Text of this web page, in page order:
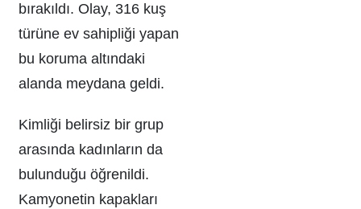
bırakıldı. Olay, 316 kuş
türüne ev sahipliği yapan
bu koruma altındaki
alanda meydana geldi.
Kimliği belirsiz bir grup
arasında kadınların da
bulunduğu öğrenildi.
Kamyonetin kapakları